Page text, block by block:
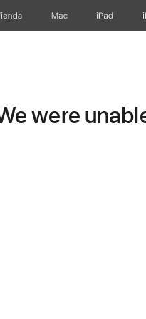
Mac iPad
were